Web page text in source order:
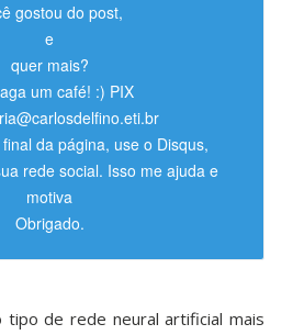
gostou do post,
e
quer mais?
um café! :) PIX
da página, use o Disqus,
rede social. Isso me ajuda e
motiva
Obrigado.
de rede neural artificial mais